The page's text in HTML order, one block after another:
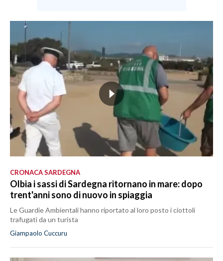
CRONACA SARDEGNA
Olbia i sassi di Sardegna ritornano in mare: dopo
trent'anni sono di nuovo in spiaggia
Le Guardie Ambientali hanno riportato al loro posto i ciottoli
trafugati da un turista
Giampaolo Cuccuru